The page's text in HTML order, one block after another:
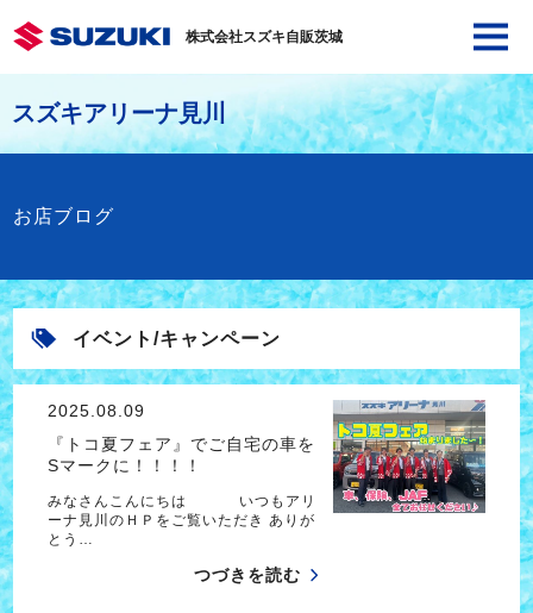
株式会社スズキ自販茨城
スズキアリーナ見川
お店ブログ
イベント/キャンペーン
2025.08.09
『トコ夏フェア』でご自宅の車を
Sマークに！！！！
みなさんこんにちは いつもアリ
ーナ見川のＨＰをご覧いただき ありが
とう…
つづきを読む